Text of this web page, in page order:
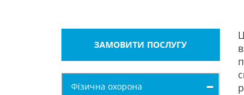
ЗАМОВИТИ ПОСЛУГУ
Фізична охорона